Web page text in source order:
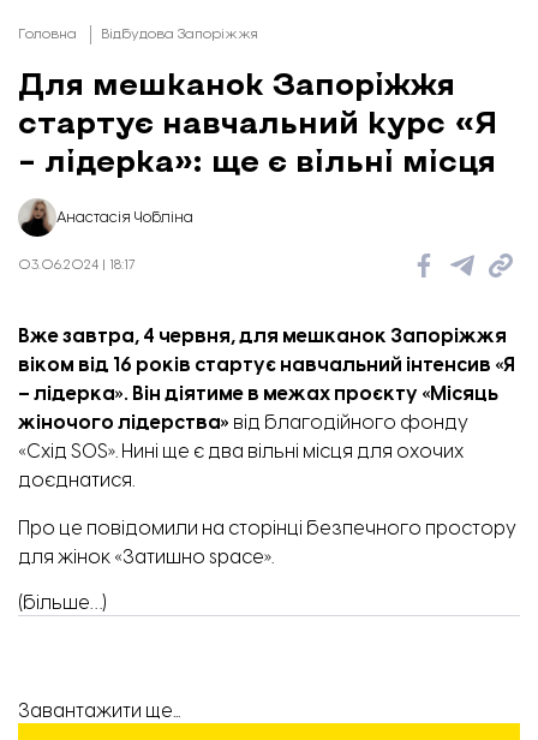
Головна Відбудова Запоріжжя
Для мешканок Запоріжжя
стартує навчальний курс «Я
– лідерка»: ще є вільні місця
Анастасія Чобліна
03.06.2024 | 18:17
Вже завтра, 4 червня, для мешканок Запоріжжя
віком від 16 років стартує навчальний інтенсив «Я
– лідерка». Він діятиме в межах проєкту «Місяць
жіночого лідерства» від благодійного фонду
«Схід SOS». Нині ще є два вільні місця для охочих
доєднатися.
Про це повідомили на сторінці безпечного простору
для жінок «Затишно space».
(більше…)
Завантажити ще...